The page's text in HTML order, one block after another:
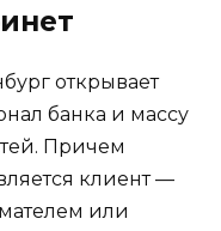
открывает
банка и массу
Причем
клиент —
или